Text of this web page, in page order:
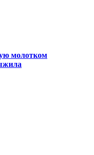
молотком